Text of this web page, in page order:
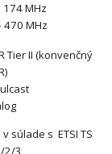
174 MHz
470 MHz
Tier II (konvenčný
v súlade s ETSI TS
2/3